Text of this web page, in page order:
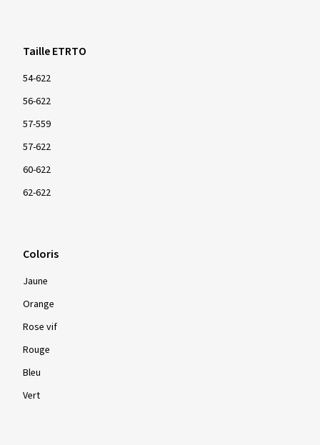
Taille ETRTO
54-622
56-622
57-559
57-622
60-622
62-622
Coloris
Jaune
Orange
Rose vif
Rouge
Bleu
Vert